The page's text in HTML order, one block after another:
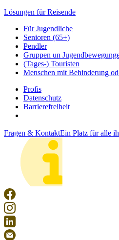
Lösungen für Reisende
Für Jugendliche
Senioren (65+)
Pendler
Gruppen un
(Tages-) Touristen
Menschen mit Behinderung
Profis
Datenschutz
Barrierefreiheit
Fragen & KontaktEin Platz für alle